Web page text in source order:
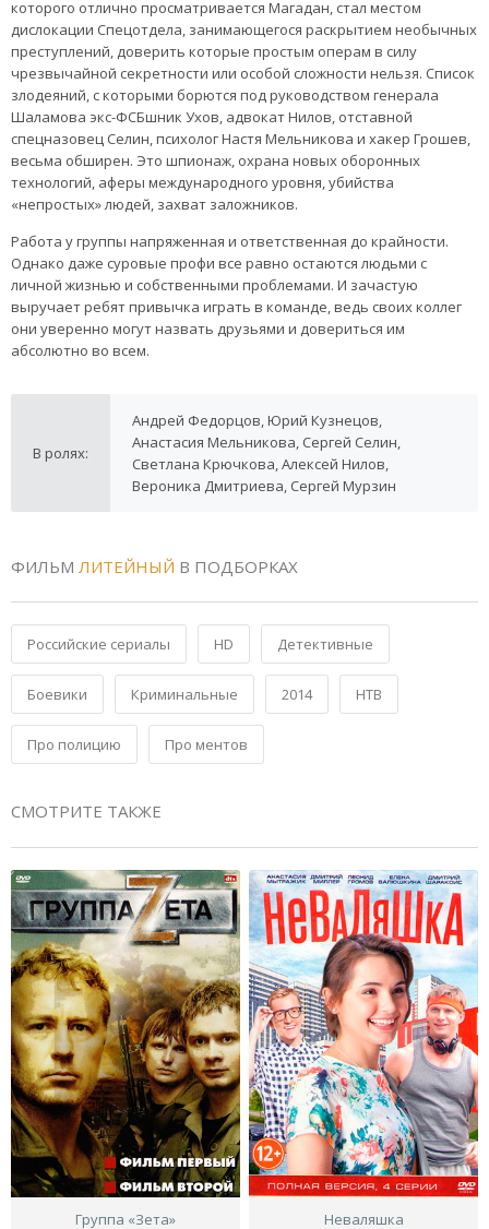
которого отлично просматривается Магадан, стал местом
дислокации Спецотдела, занимающегося раскрытием необычных
преступлений, доверить которые простым операм в силу
чрезвычайной секретности или особой сложности нельзя. Список
злодеяний, с которыми борются под руководством генерала
Шаламова экс-ФСБшник Ухов, адвокат Нилов, отставной
спецназовец Селин, психолог Настя Мельникова и хакер Грошев,
весьма обширен. Это шпионаж, охрана новых оборонных
технологий, аферы международного уровня, убийства
«непростых» людей, захват заложников.
Работа у группы напряженная и ответственная до крайности.
Однако даже суровые профи все равно остаются людьми с
личной жизнью и собственными проблемами. И зачастую
выручает ребят привычка играть в команде, ведь своих коллег
они уверенно могут назвать друзьями и довериться им
абсолютно во всем.
В ролях:
Андрей Федорцов, Юрий Кузнецов,
Анастасия Мельникова, Сергей Селин,
Светлана Крючкова, Алексей Нилов,
Вероника Дмитриева, Сергей Мурзин
ФИЛЬМ ЛИТЕЙНЫЙ В ПОДБОРКАХ
Российские сериалы HD Детективные
Боевики Криминальные 2014 НТВ
Про полицию Про ментов
СМОТРИТЕ ТАКЖЕ
Группа «Зета» Неваляшка